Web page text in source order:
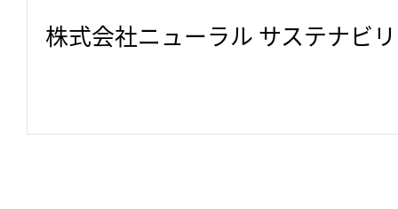
株式会社ニューラル サステナビ